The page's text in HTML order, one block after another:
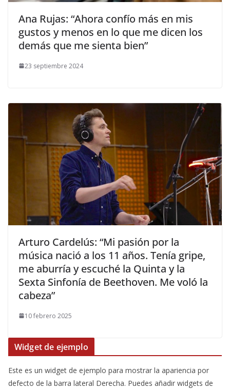
​Ana Rujas: “Ahora confío más en mis
gustos y menos en lo que me dicen los
demás que me sienta bien”
23 septiembre 2024
​Arturo Cardelús: “Mi pasión por la
música nació a los 11 años. Tenía gripe,
me aburría y escuché la Quinta y la
Sexta Sinfonía de Beethoven. Me voló la
cabeza”
10 febrero 2025
Widget de ejemplo
Este es un widget de ejemplo para mostrar la apariencia por
defecto de la barra lateral Derecha. Puedes añadir widgets de